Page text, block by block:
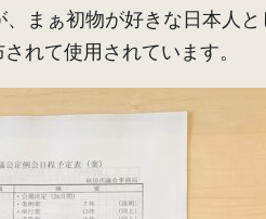
まぁ初物が好きな日本人
れて使用されています。